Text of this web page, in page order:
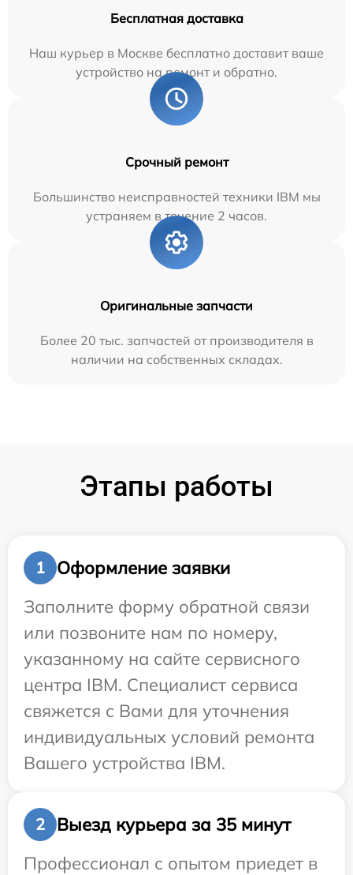
Бесплатная доставка
Наш курьер в Москве бесплатно доставит ваше
устройство на ремонт и обратно.
Срочный ремонт
Большинство неисправностей техники IBM мы
устраняем в течение 2 часов.
Оригинальные запчасти
Более 20 тыс. запчастей от производителя в
наличии на собственных складах.
Этапы работы
1
Оформление заявки
Заполните форму обратной связи
или позвоните нам по номеру,
указанному на сайте сервисного
центра IBM. Специалист сервиса
свяжется с Вами для уточнения
индивидуальных условий ремонта
Вашего устройства IBM.
2
Выезд курьера за 35 минут
Профессионал с опытом приедет в